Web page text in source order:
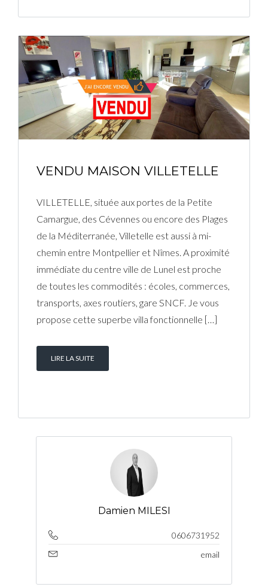
VENDU MAISON VILLETELLE
VILLETELLE, située aux portes de la Petite
Camargue, des Cévennes ou encore des Plages
de la Méditerranée, Villetelle est aussi à mi-
chemin entre Montpellier et Nîmes. A proximité
immédiate du centre ville de Lunel est proche
de toutes les commodités : écoles, commerces,
transports, axes routiers, gare SNCF. Je vous
propose cette superbe villa fonctionnelle […]
LIRE LA SUITE
Damien MILESI
0606731952
email